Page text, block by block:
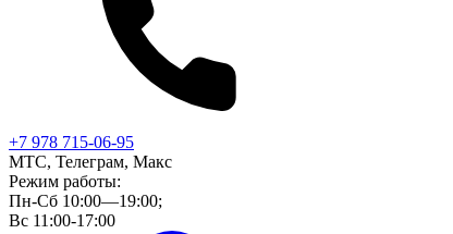
+7 978 715-06-95
МТС, Телеграм, Макс
Режим работы:
Пн-Сб 10:00—19:00;
Вс 11:00-17:00